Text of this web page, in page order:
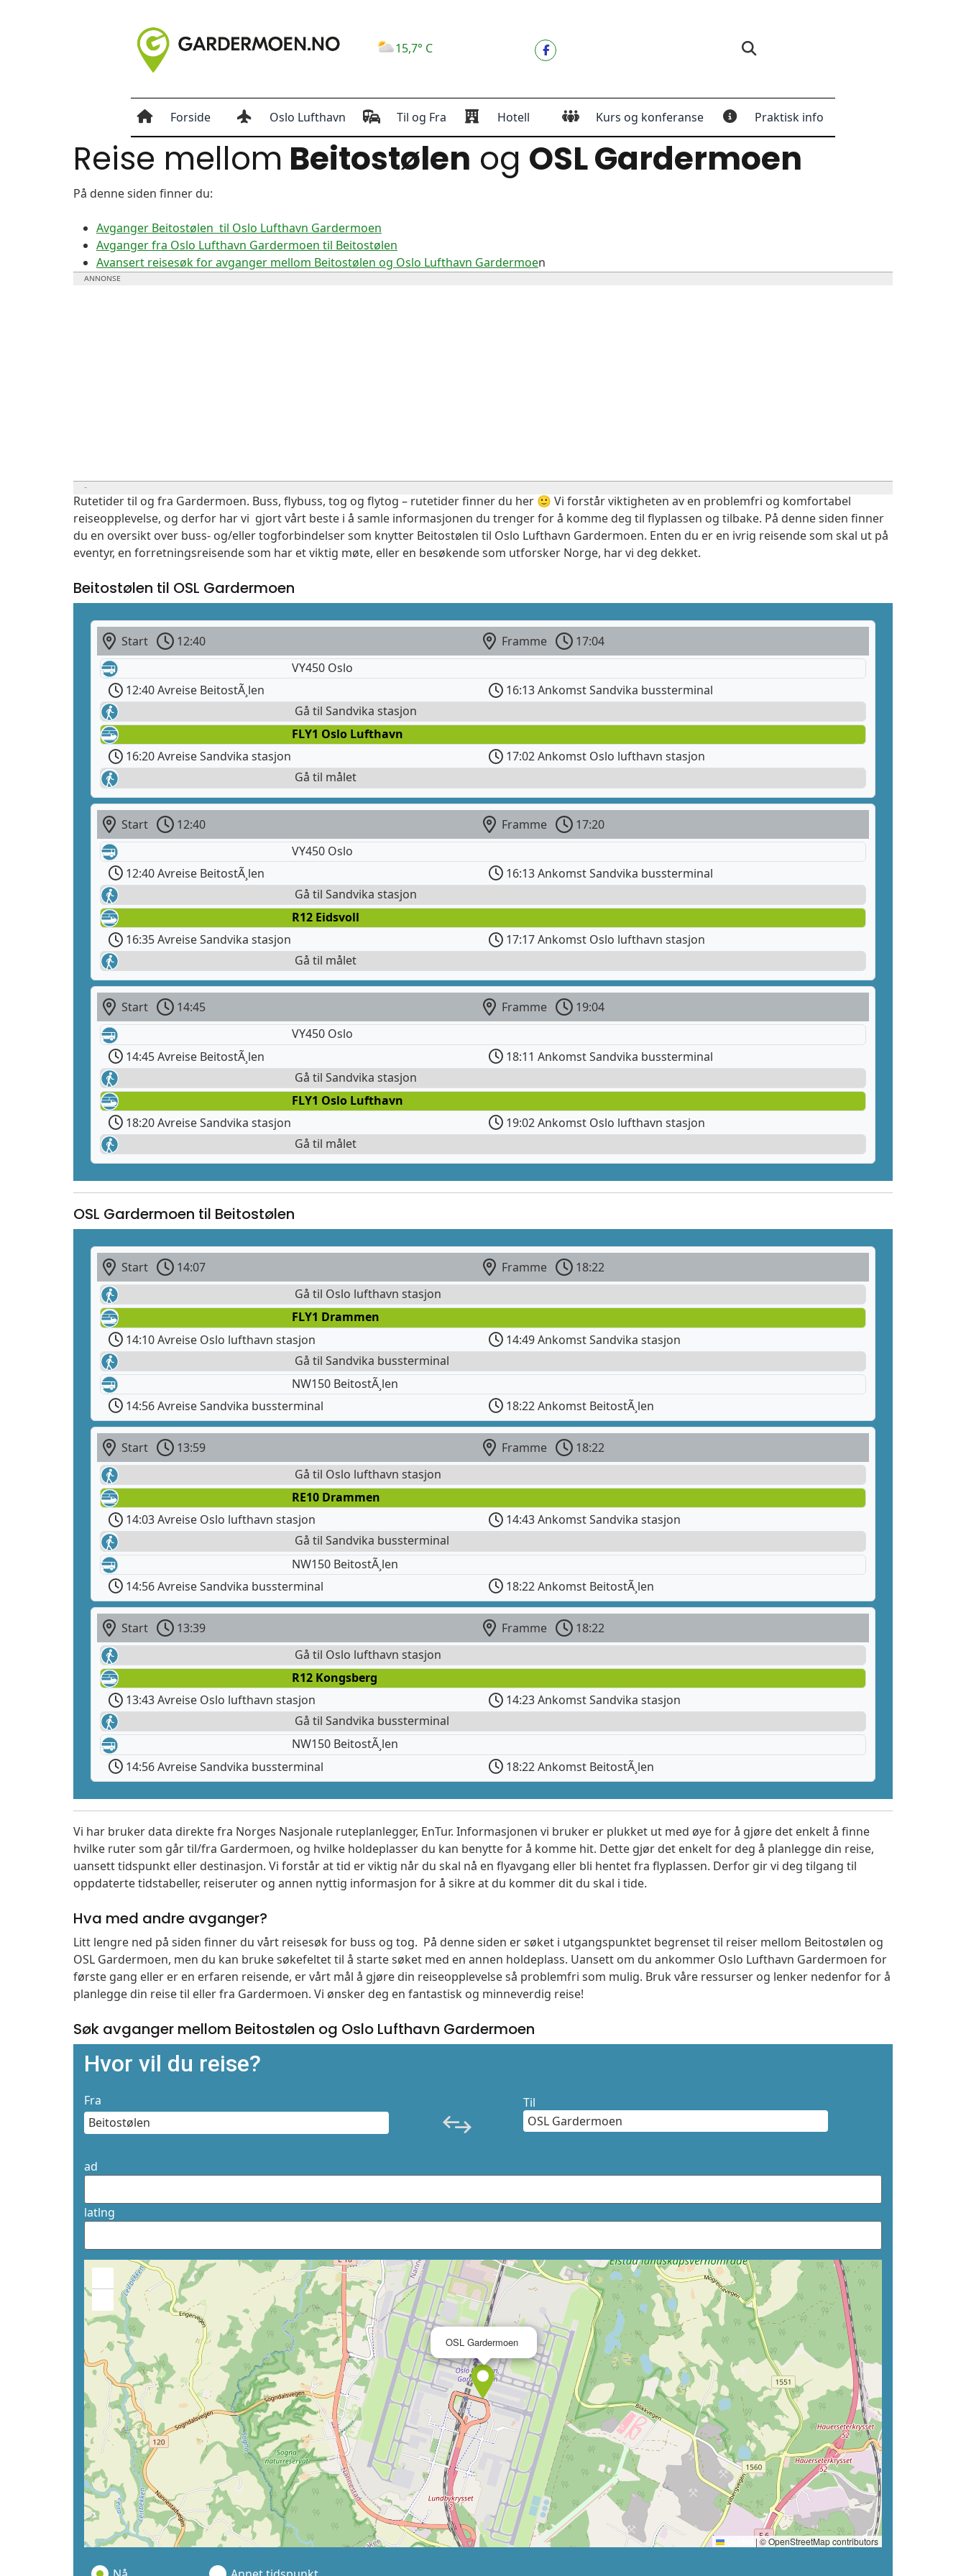
15,7° C
Forside Oslo Lufthavn Til og Fra Hotell Kurs og konferanse Praktisk info
Reise mellom Beitostølen og OSL Gardermoen
På denne siden finner du:
Avganger Beitostølen til Oslo Lufthavn Gardermoen
Avganger fra Oslo Lufthavn Gardermoen til Beitostølen
Avansert reisesøk for avganger mellom Beitostølen og Oslo Lufthavn Gardermoen
Rutetider til og fra Gardermoen. Buss, flybuss, tog og flytog – rutetider finner du her 🙂 Vi forstår viktigheten av en problemfri og komfortabel
reiseopplevelse, og derfor har vi gjort vårt beste i å samle informasjonen du trenger for å komme deg til flyplassen og tilbake. På denne siden finner
du en oversikt over buss- og/eller togforbindelser som knytter Beitostølen til Oslo Lufthavn Gardermoen. Enten du er en ivrig reisende som skal ut på
eventyr, en forretningsreisende som har et viktig møte, eller en besøkende som utforsker Norge, har vi deg dekket.
Beitostølen til OSL Gardermoen
Start 12:40 Framme
17:04
VY450 Oslo
12:40 Avreise BeitostÃ¸len
16:13 Ankomst Sandvika bussterminal
Gå til Sandvika stasjon
FLY1 Oslo Lufthavn
16:20 Avreise Sandvika stasjon
17:02 Ankomst Oslo lufthavn stasjon
Gå til målet
Start 12:40 Framme
17:20
VY450 Oslo
12:40 Avreise BeitostÃ¸len
16:13 Ankomst Sandvika bussterminal
Gå til Sandvika stasjon
R12 Eidsvoll
16:35 Avreise Sandvika stasjon
17:17 Ankomst Oslo lufthavn stasjon
Gå til målet
Start 14:45 Framme
19:04
VY450 Oslo
14:45 Avreise BeitostÃ¸len
18:11 Ankomst Sandvika bussterminal
Gå til Sandvika stasjon
FLY1 Oslo Lufthavn
18:20 Avreise Sandvika stasjon
19:02 Ankomst Oslo lufthavn stasjon
Gå til målet
OSL Gardermoen til Beitostølen
Start 14:07 Framme
18:22
Gå til Oslo lufthavn stasjon
FLY1 Drammen
14:10 Avreise Oslo lufthavn stasjon
14:49 Ankomst Sandvika stasjon
Gå til Sandvika bussterminal
NW150 BeitostÃ¸len
14:56 Avreise Sandvika bussterminal
18:22 Ankomst BeitostÃ¸len
Start 13:59 Framme
18:22
Gå til Oslo lufthavn stasjon
RE10 Drammen
14:03 Avreise Oslo lufthavn stasjon
14:43 Ankomst Sandvika stasjon
Gå til Sandvika bussterminal
NW150 BeitostÃ¸len
14:56 Avreise Sandvika bussterminal
18:22 Ankomst BeitostÃ¸len
Start 13:39 Framme
18:22
Gå til Oslo lufthavn stasjon
R12 Kongsberg
13:43 Avreise Oslo lufthavn stasjon
14:23 Ankomst Sandvika stasjon
Gå til Sandvika bussterminal
NW150 BeitostÃ¸len
14:56 Avreise Sandvika bussterminal
18:22 Ankomst BeitostÃ¸len
Vi har bruker data direkte fra Norges Nasjonale ruteplanlegger, EnTur. Informasjonen vi bruker er plukket ut med øye for å gjøre det enkelt å finne
hvilke ruter som går til/fra Gardermoen, og hvilke holdeplasser du kan benytte for å komme hit. Dette gjør det enkelt for deg å planlegge din reise,
uansett tidspunkt eller destinasjon. Vi forstår at tid er viktig når du skal nå en flyavgang eller bli hentet fra flyplassen. Derfor gir vi deg tilgang til
oppdaterte tidstabeller, reiseruter og annen nyttig informasjon for å sikre at du kommer dit du skal i tide.
Hva med andre avganger?
Litt lengre ned på siden finner du vårt reisesøk for buss og tog. På denne siden er søket i utgangspunktet begrenset til reiser mellom Beitostølen og
OSL Gardermoen, men du kan bruke søkefeltet til å starte søket med en annen holdeplass. Uansett om du ankommer Oslo Lufthavn Gardermoen for
første gang eller er en erfaren reisende, er vårt mål å gjøre din reiseopplevelse så problemfri som mulig. Bruk våre ressurser og lenker nedenfor for å
planlegge din reise til eller fra Gardermoen. Vi ønsker deg en fantastisk og minneverdig reise!
Søk avganger mellom Beitostølen og Oslo Lufthavn Gardermoen
Hvor vil du reise?
Fra Til
ad
latlng
OSL Gardermoen
Leaflet | © OpenStreetMap contributors